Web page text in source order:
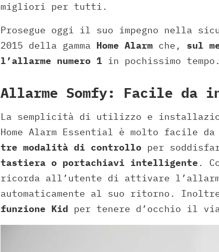
migliori per tutti.
Prosegue oggi il suo impegno nella
2015 della gamma Home Alarm che, sul
l’allarme numero 1 in pochissimo tempo.
Allarme Somfy: Facile da
La semplicità di utilizzo e
Home Alarm Essential è molto facile
tre modalità di controllo per
tastiera o portachiavi intelligente .
ricorda all’utente di attivare
automaticamente al suo ritorno.
funzione Kid per tenere d’occhio il